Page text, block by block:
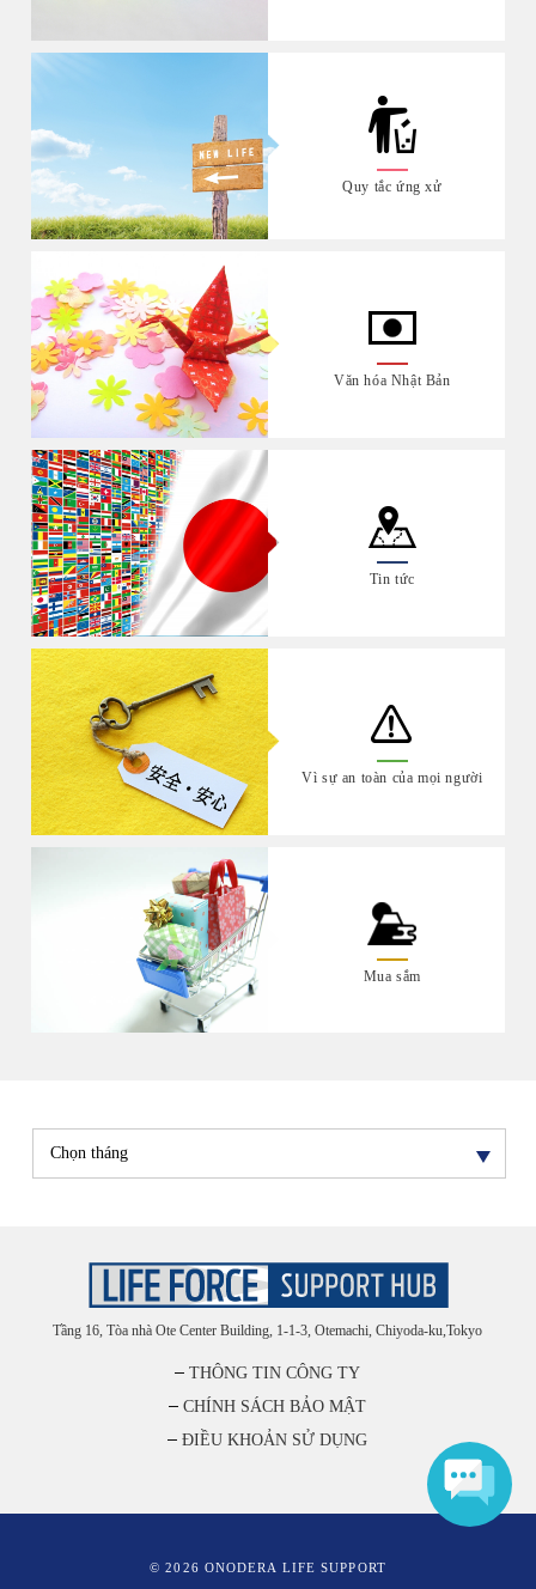
Quy tắc ứng xử
Văn hóa Nhật Bản
Tin tức
Vì sự an toàn của mọi người
Mua sắm
Tầng 16, Tòa nhà Ote Center Building, 1-1-3, Otemachi, Chiyoda-ku,Tokyo
THÔNG TIN CÔNG TY
CHÍNH SÁCH BẢO MẬT
ĐIỀU KHOẢN SỬ DỤNG
© 2026 ONODERA LIFE SUPPORT